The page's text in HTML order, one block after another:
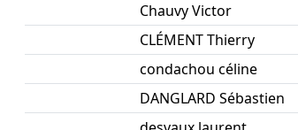
Chauvy Victor
CLÉMENT Thierry
condachou céline
DANGLARD Sébastien